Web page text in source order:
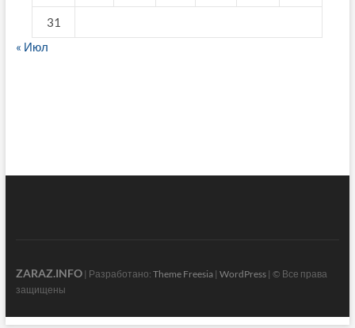
31
« Июл
ZARAZ.INFO| Разработано: Theme Freesia| WordPress| © Все права
защищены